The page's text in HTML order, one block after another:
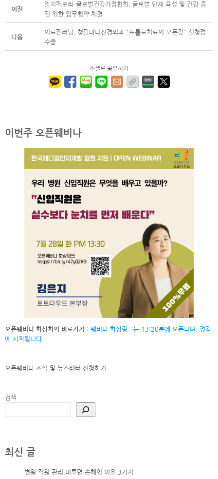
이전
알지팩토리-글로벌건강가정협회, 글로벌 인재 육성 및 건강 증
진 위한 업무협약 체결
다음
의료팸러닝, 청담마디신경외과 "프롤로치료의 모든것" 신청접
수중
소셜로 공유하기
이번주 오픈웨비나
오픈웨비나 화상회의 바로가기 : 웨비나 화상링크는 13:20분에 오픈되며, 정각
에 시작됩니다.
오픈웨비나 소식 및 뉴스레터 신청하기
검색
최신 글
병원 직원 관리 미루면 손해인 이유 3가지